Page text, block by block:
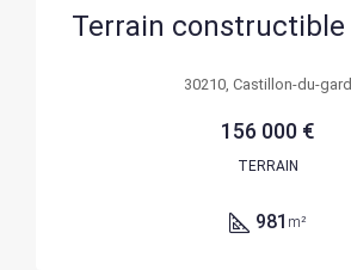
30210, Castillon-du-gard
156 000 €
TERRAIN
981 m²